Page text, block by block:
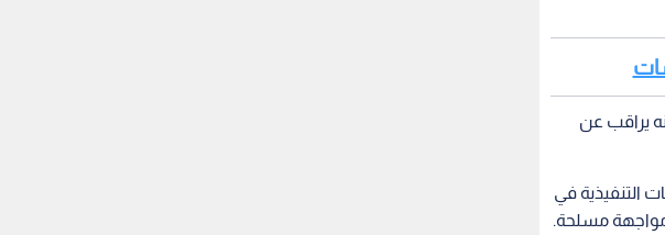
يراقب عن
التنفيذية في
مواجهة مسلحة.